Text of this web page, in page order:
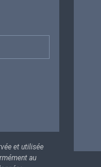
et utilisée
au